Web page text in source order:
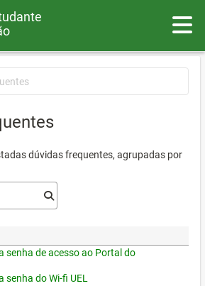
dúvidas frequentes, agrupadas por
senha de acesso ao Portal do
senha do Wi-fi UEL